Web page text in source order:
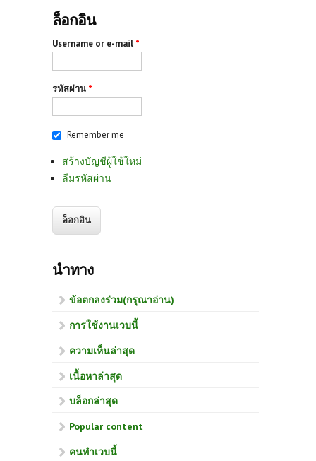
ล็อกอิน
Username or e-mail *
รหัสผ่าน *
Remember me
สร้างบัญชีผู้ใช้ใหม่
ลืมรหัสผ่าน
นำทาง
ข้อตกลงร่วม(กรุณาอ่าน)
การใช้งานเวบนี้
ความเห็นล่าสุด
เนื้อหาล่าสุด
บล็อกล่าสุด
Popular content
คนทำเวบนี้